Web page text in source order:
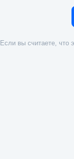
Если вы считаете, что